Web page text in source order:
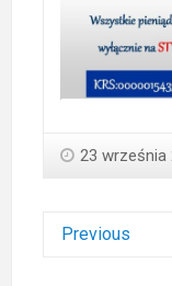
23 września
Previous